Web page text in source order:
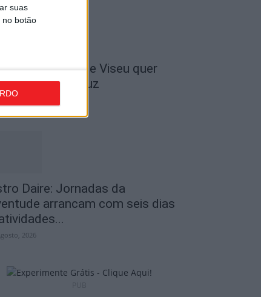
suas
no botão
Académico de Viseu quer
Benfica na Luz
Daire: Jornadas da
arrancam com seis dias
2026